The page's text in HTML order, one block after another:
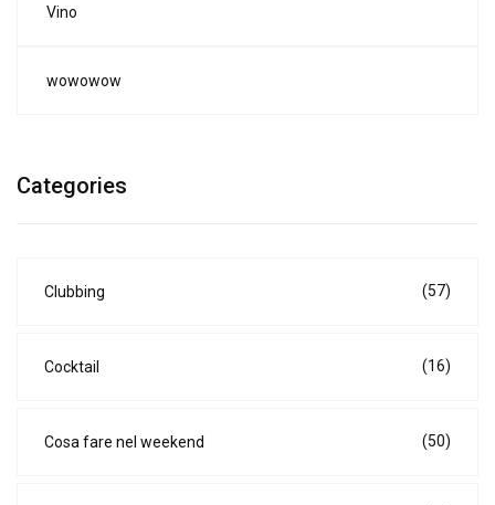
Vino
wowowow
Categories
Clubbing (57)
Cocktail (16)
Cosa fare nel weekend (50)